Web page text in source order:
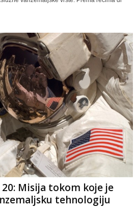
20: Misija tokom koje je
tehnologiju